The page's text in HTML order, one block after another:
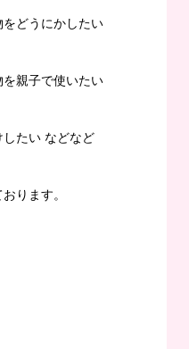
をどうにかしたい
を親子で使いたい
したい などなど
ります。